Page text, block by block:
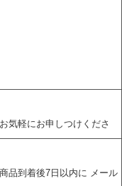
気軽にお申しつけくださ
品到着後7日以内に メール